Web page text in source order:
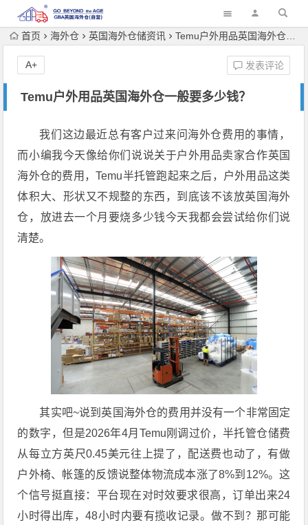
首页 海外仓 英国海外仓储资讯 Temu户外用品英国海外仓一般要多少钱？
Temu户外用品英国海外仓一般要多少钱？
发表评论
A+
我们这边最近总有客户过来问海外仓费用的事情，
而小编我今天像给你们说说关于户外用品卖家合作英国
海外仓的费用，Temu半托管跑起来之后，户外用品这类
体积大、形状又不规整的东西，到底该不该放英国海外
仓，放进去一个月要烧多少钱今天我都会尝试给你们说
清楚。
其实吧~说到英国海外仓的费用并没有一个非常固定
的数字，但是2026年4月Temu刚调过价，半托管仓储费
从每立方英尺0.45美元往上提了，配送费也动了，有做
户外椅、帐篷的反馈说整体物流成本涨了8%到12%。这
个信号挺直接：平台现在对时效要求很高，订单出来24
小时得出库，48小时内要有揽收记录。做不到？那可能